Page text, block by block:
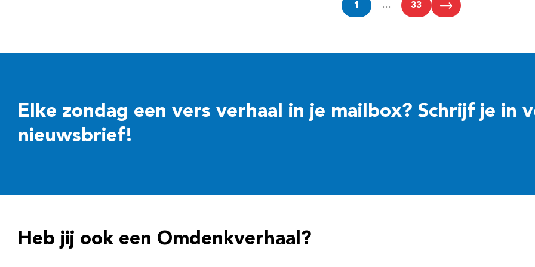
1 … 33
Elke zondag een vers verhaal in je mailbox? Schrijf je in
nieuwsbrief!
Heb jij ook een Omdenkverhaal?